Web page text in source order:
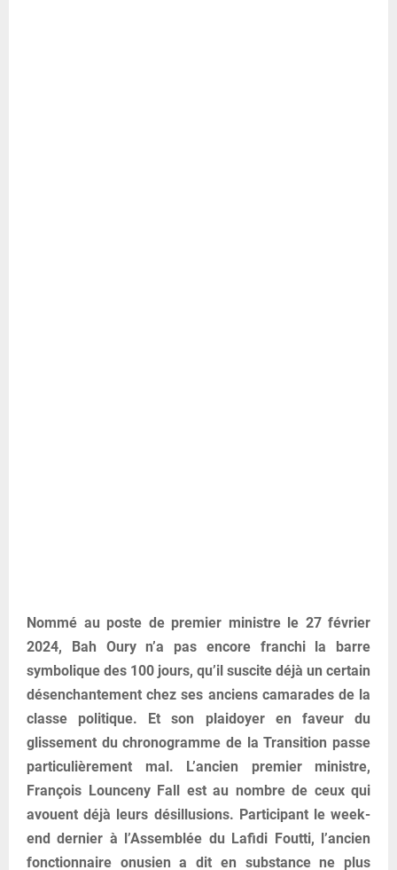
Nommé au poste de premier ministre le 27 février
2024, Bah Oury n’a pas encore franchi la barre
symbolique des 100 jours, qu’il suscite déjà un certain
désenchantement chez ses anciens camarades de la
classe politique. Et son plaidoyer en faveur du
glissement du chronogramme de la Transition passe
particulièrement mal. L’ancien premier ministre,
François Lounceny Fall est au nombre de ceux qui
avouent déjà leurs désillusions. Participant le week-
end dernier à l’Assemblée du Lafidi Foutti, l’ancien
fonctionnaire onusien a dit en substance ne plus